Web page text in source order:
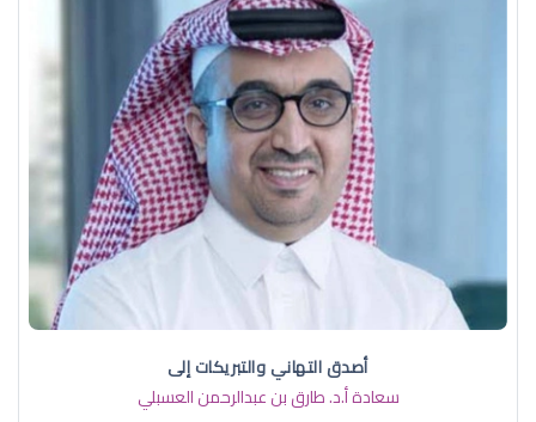
أصدق التهاني والتبريكات إلى
سعادة أ.د. ​طارق بن عبدالرحمن العسبلي